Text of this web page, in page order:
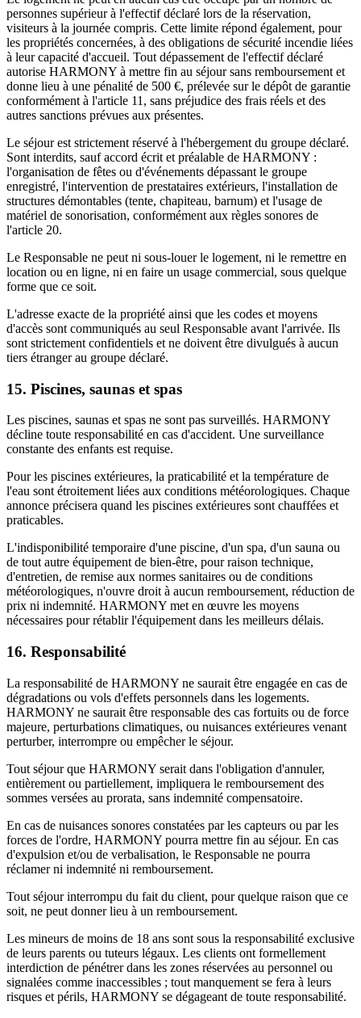
personnes supérieur à l'effectif déclaré lors de la réservation,
visiteurs à la journée compris. Cette limite répond également, pour
les propriétés concernées, à des obligations de sécurité incendie liées
à leur capacité d'accueil. Tout dépassement de l'effectif déclaré
autorise HARMONY à mettre fin au séjour sans remboursement et
donne lieu à une pénalité de 500 €, prélevée sur le dépôt de garantie
conformément à l'article 11, sans préjudice des frais réels et des
autres sanctions prévues aux présentes.
Le séjour est strictement réservé à l'hébergement du groupe déclaré.
Sont interdits, sauf accord écrit et préalable de HARMONY :
l'organisation de fêtes ou d'événements dépassant le groupe
enregistré, l'intervention de prestataires extérieurs, l'installation de
structures démontables (tente, chapiteau, barnum) et l'usage de
matériel de sonorisation, conformément aux règles sonores de
l'article 20.
Le Responsable ne peut ni sous-louer le logement, ni le remettre en
location ou en ligne, ni en faire un usage commercial, sous quelque
forme que ce soit.
L'adresse exacte de la propriété ainsi que les codes et moyens
d'accès sont communiqués au seul Responsable avant l'arrivée. Ils
sont strictement confidentiels et ne doivent être divulgués à aucun
tiers étranger au groupe déclaré.
15. Piscines, saunas et spas
Les piscines, saunas et spas ne sont pas surveillés. HARMONY
décline toute responsabilité en cas d'accident. Une surveillance
constante des enfants est requise.
Pour les piscines extérieures, la praticabilité et la température de
l'eau sont étroitement liées aux conditions météorologiques. Chaque
annonce précisera quand les piscines extérieures sont chauffées et
praticables.
L'indisponibilité temporaire d'une piscine, d'un spa, d'un sauna ou
de tout autre équipement de bien-être, pour raison technique,
d'entretien, de remise aux normes sanitaires ou de conditions
météorologiques, n'ouvre droit à aucun remboursement, réduction de
prix ni indemnité. HARMONY met en œuvre les moyens
nécessaires pour rétablir l'équipement dans les meilleurs délais.
16. Responsabilité
La responsabilité de HARMONY ne saurait être engagée en cas de
dégradations ou vols d'effets personnels dans les logements.
HARMONY ne saurait être responsable des cas fortuits ou de force
majeure, perturbations climatiques, ou nuisances extérieures venant
perturber, interrompre ou empêcher le séjour.
Tout séjour que HARMONY serait dans l'obligation d'annuler,
entièrement ou partiellement, impliquera le remboursement des
sommes versées au prorata, sans indemnité compensatoire.
En cas de nuisances sonores constatées par les capteurs ou par les
forces de l'ordre, HARMONY pourra mettre fin au séjour. En cas
d'expulsion et/ou de verbalisation, le Responsable ne pourra
réclamer ni indemnité ni remboursement.
Tout séjour interrompu du fait du client, pour quelque raison que ce
soit, ne peut donner lieu à un remboursement.
Les mineurs de moins de 18 ans sont sous la responsabilité exclusive
de leurs parents ou tuteurs légaux. Les clients ont formellement
interdiction de pénétrer dans les zones réservées au personnel ou
signalées comme inaccessibles ; tout manquement se fera à leurs
risques et périls, HARMONY se dégageant de toute responsabilité.